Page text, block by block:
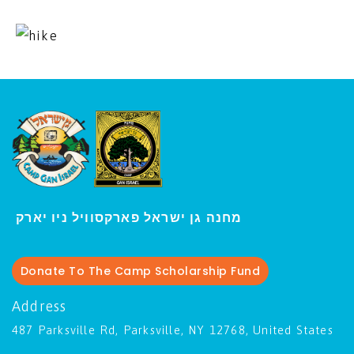
מחנה גן ישראל פארקסוויל ני
Donate To The Camp Scholarship Fund
Address
487 Parksville Rd, Parksville, NY 12768, United States